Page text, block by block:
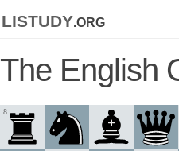
listudy.org
The English
8